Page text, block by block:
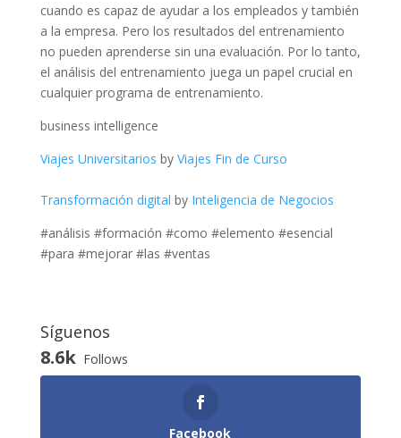
cuando es capaz de ayudar a los empleados y también
a la empresa. Pero los resultados del entrenamiento
no pueden aprenderse sin una evaluación. Por lo tanto,
el análisis del entrenamiento juega un papel crucial en
cualquier programa de entrenamiento.
business intelligence
Viajes Universitarios by Viajes Fin de Curso
Transformación digital by Inteligencia de Negocios
#análisis #formación #como #elemento #esencial
#para #mejorar #las #ventas
Síguenos
8.6k Follows
Facebook